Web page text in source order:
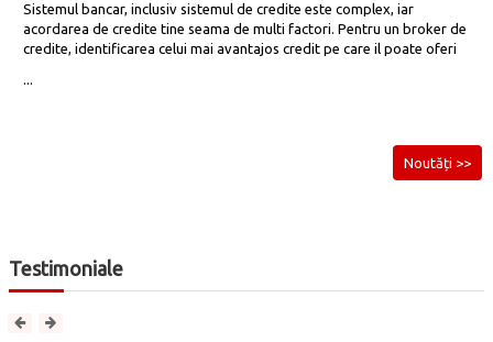
Sistemul bancar, inclusiv sistemul de credite este complex, iar
acordarea de credite tine seama de multi factori. Pentru un broker de
credite, identificarea celui mai avantajos credit pe care il poate oferi
...
Noutăți >>
Testimoniale